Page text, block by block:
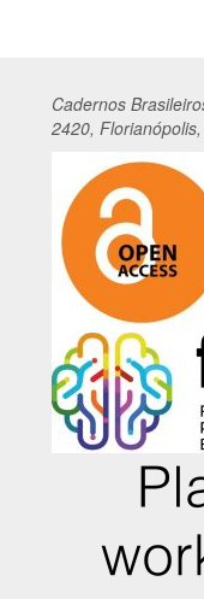
Cadernos Br
2420,